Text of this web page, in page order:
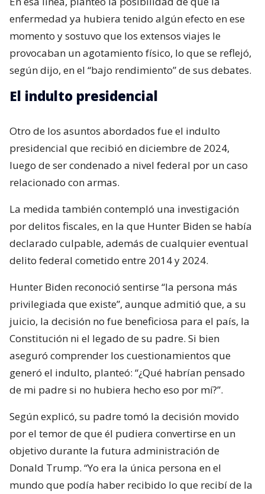
enfermedad ya hubiera tenido algún efecto en ese
momento y sostuvo que los extensos viajes le
provocaban un agotamiento físico, lo que se reflejó,
según dijo, en el “bajo rendimiento” de sus debates.
El indulto presidencial
Otro de los asuntos abordados fue el indulto
presidencial que recibió en diciembre de 2024,
luego de ser condenado a nivel federal por un caso
relacionado con armas.
La medida también contempló una investigación
por delitos fiscales, en la que Hunter Biden se había
declarado culpable, además de cualquier eventual
delito federal cometido entre 2014 y 2024.
Hunter Biden reconoció sentirse “la persona más
privilegiada que existe”, aunque admitió que, a su
juicio, la decisión no fue beneficiosa para el país, la
Constitución ni el legado de su padre. Si bien
aseguró comprender los cuestionamientos que
generó el indulto, planteó: “¿Qué habrían pensado
de mi padre si no hubiera hecho eso por mí?”.
Según explicó, su padre tomó la decisión movido
por el temor de que él pudiera convertirse en un
objetivo durante la futura administración de
Donald Trump. “Yo era la única persona en el
mundo que podía haber recibido lo que recibí de la